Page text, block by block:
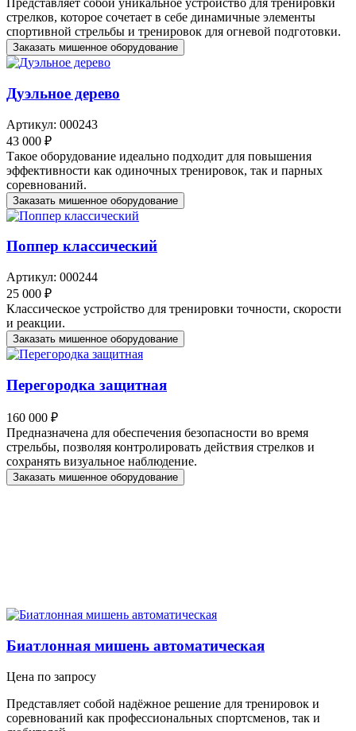
Представляет собой уникальное устройство для тренировки
стрелков, которое сочетает в себе динамичные элементы
спортивной стрельбы и тренировок для огневой подготовки.
Заказать мишенное оборудование
Дуэльное дерево
Артикул: 000243
43 000 ₽
Такое оборудование идеально подходит для повышения
эффективности как одиночных тренировок, так и парных
соревнований.
Заказать мишенное оборудование
Поппер классический
Артикул: 000244
25 000 ₽
Классическое устройство для тренировки точности, скорости
и реакции.
Заказать мишенное оборудование
Перегородка защитная
160 000 ₽
Предназначена для обеспечения безопасности во время
стрельбы, позволяя контролировать действия стрелков и
сохранять визуальное наблюдение.
Заказать мишенное оборудование
Биатлонная мишень автоматическая
Цена по запросу
Представляет собой надёжное решение для тренировок и
соревнований как профессиональных спортсменов, так и